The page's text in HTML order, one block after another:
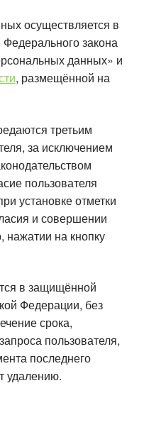
осуществляется в
закона
данных» и
, размещённой на
третьим
за исключением
пользователя
установке отметки
и совершении
нажатии на кнопку
в защищённой
Федерации, без
срока,
пользователя,
последнего
удалению.